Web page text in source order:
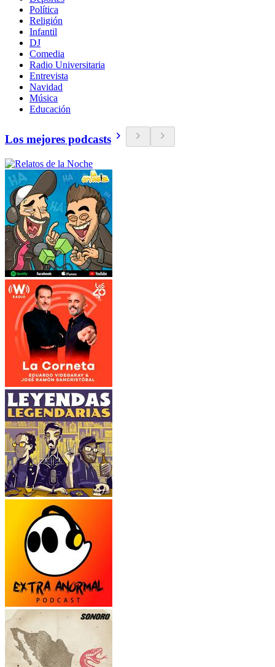
Política
Religión
Infantil
DJ
Comedia
Radio Universitaria
Entrevista
Navidad
Música
Educación
Los mejores podcasts